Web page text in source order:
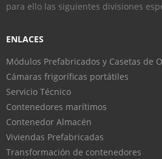
para ello las siguientes divisiones
ENLACES
Módulos Prefabricados y Casetas de
Cámaras frigoríficas portátiles
Servicio Técnico
Contenedores marítimos
Contenedor Almacén
Viviendas Prefabricadas
Transformación de contenedores